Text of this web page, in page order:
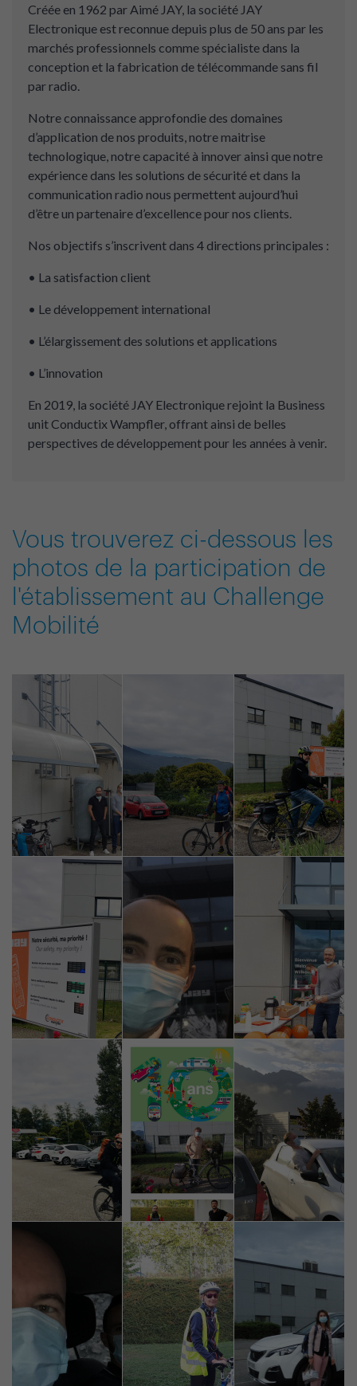
Créée en 1962 par Aimé JAY, la société JAY
Electronique est reconnue depuis plus de 50 ans par les
marchés professionnels comme spécialiste dans la
conception et la fabrication de télécommande sans fil
par radio.
Notre connaissance approfondie des domaines
d’application de nos produits, notre maitrise
technologique, notre capacité à innover ainsi que notre
expérience dans les solutions de sécurité et dans la
communication radio nous permettent aujourd’hui
d’être un partenaire d’excellence pour nos clients.
Nos objectifs s’inscrivent dans 4 directions principales :
• La satisfaction client
• Le développement international
• L’élargissement des solutions et applications
• L’innovation
En 2019, la société JAY Electronique rejoint la Business
unit Conductix Wampfler, offrant ainsi de belles
perspectives de développement pour les années à venir.
Vous trouverez ci-dessous les
photos de la participation de
l'établissement au Challenge
Mobilité